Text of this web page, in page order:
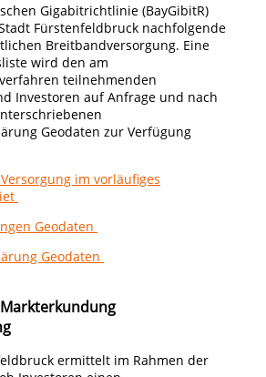
Gigabitrichtlinie (BayGibitR)
Fürstenfeldbruck nachfolgende
Breitbandversorgung. Eine
wird den am
teilnehmenden
Investoren auf Anfrage und nach
Geodaten zur Verfügung
im vorläufiges
Geodaten
Geodaten
ermittelt im Rahmen der